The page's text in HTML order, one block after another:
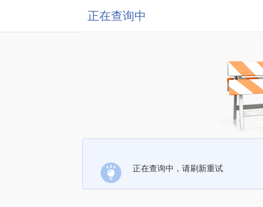
正在查询中
正在查询中，请刷新重试